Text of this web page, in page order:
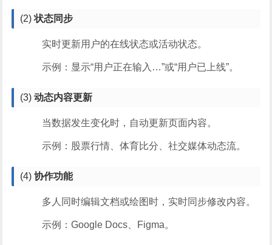
(2)状态同步
实时更新用户的在线状态或活动状态。
示例：显示“用户正在输入…”或“用户已上线”。
(3)动态内容更新
当数据发生变化时，自动更新页面内容。
示例：股票行情、体育比分、社交媒体动态流。
(4)协作功能
多人同时编辑文档或绘图时，实时同步修改内容。
示例：Google Docs、Figma。